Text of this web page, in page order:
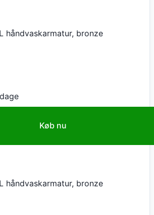
håndvaskarmatur, bronze
Køb nu
håndvaskarmatur, bronze